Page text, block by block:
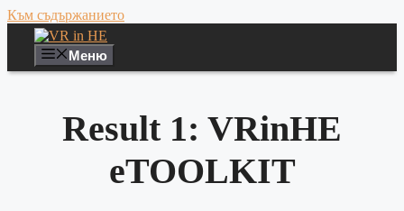
Към съдържанието
Меню
Result 1: VRinHE
eTOOLKIT